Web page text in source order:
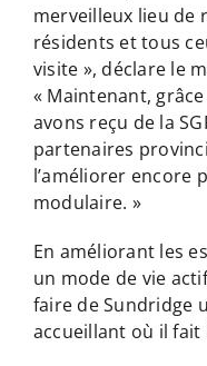
merveilleux lieu de
résidents et tous
visite », déclare le
« Maintenant,
avons reçu de la
partenaires
l’améliorer encore
modulaire. »
En améliorant les
un mode de vie
faire de Sundridge
accueillant où il